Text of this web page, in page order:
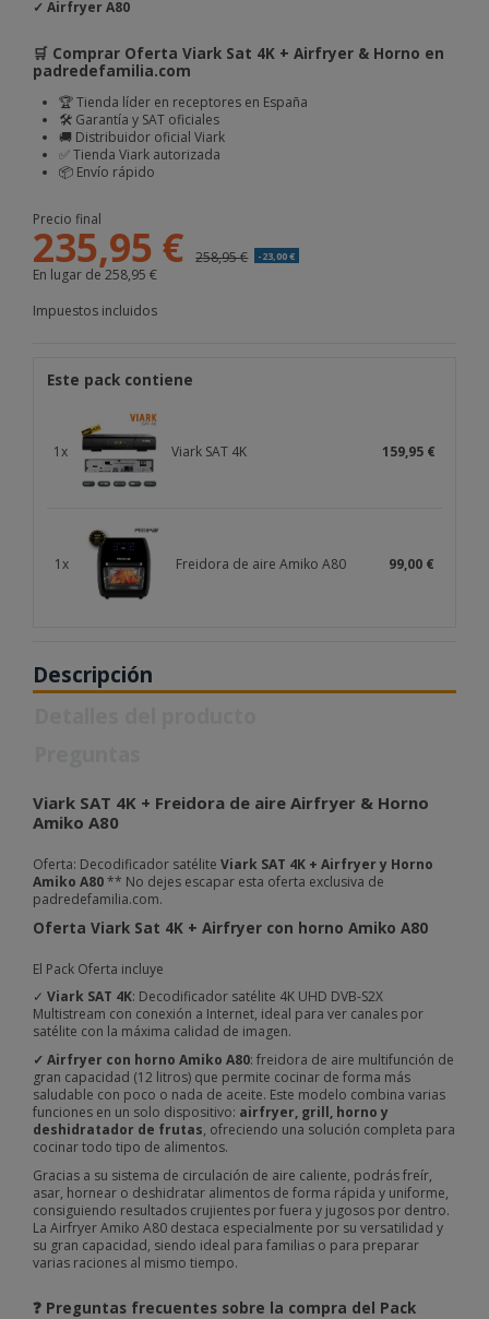
✓ Airfryer A80
🛒 Comprar Oferta Viark Sat 4K + Airfryer & Horno en
padredefamilia.com
🏆 Tienda líder en receptores en España
🛠️ Garantía y SAT oficiales
🚚 Distribuidor oficial Viark
✅ Tienda Viark autorizada
📦 Envío rápido
Precio final
235,95 € 258,95 € -23,00 €
En lugar de 258,95 €
Impuestos incluidos
Este pack contiene
1x Viark SAT 4K 159,95 €
1x Freidora de aire Amiko A80 99,00 €
Descripción
Viark SAT 4K + Freidora de aire Airfryer & Horno
Amiko A80
Oferta: Decodificador satélite Viark SAT 4K + Airfryer y Horno
Amiko A80** No dejes escapar esta oferta exclusiva de
padredefamilia.com.
Oferta Viark Sat 4K + Airfryer con horno Amiko A80
El Pack Oferta incluye
✓ Viark SAT 4K: Decodificador satélite 4K UHD DVB-S2X
Multistream con conexión a Internet, ideal para ver canales por
satélite con la máxima calidad de imagen.
✓ Airfryer con horno Amiko A80: freidora de aire multifunción de
gran capacidad (12 litros) que permite cocinar de forma más
saludable con poco o nada de aceite. Este modelo combina varias
funciones en un solo dispositivo: airfryer, grill, horno y
deshidratador de frutas, ofreciendo una solución completa para
cocinar todo tipo de alimentos.
Gracias a su sistema de circulación de aire caliente, podrás freír,
asar, hornear o deshidratar alimentos de forma rápida y uniforme,
consiguiendo resultados crujientes por fuera y jugosos por dentro.
La Airfryer Amiko A80 destaca especialmente por su versatilidad y
su gran capacidad, siendo ideal para familias o para preparar
varias raciones al mismo tiempo.
❓ Preguntas frecuentes sobre la compra del Pack